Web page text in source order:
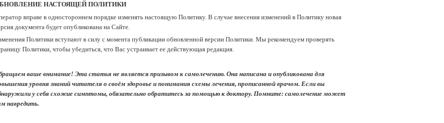
НАСТОЯЩЕЙ ПОЛИТИКИ
вправе в одностороннем порядке изменять настоящую Политику. В случае внесения изменений в Политику новая
документа будет опубликована на Сайте.
Политики вступают в силу с момента публикации обновленной версии Политики. Мы рекомендуем проверять
Политики, чтобы убедиться, что Вас устраивает ее действующая редакция.
ваше внимание! Эта статья не является призывом к самолечению. Она написана и опубликована для
уровня знаний читателя о своём здоровье и понимания схемы лечения, прописанной врачом. Если вы
у себя схожие симптомы, обязательно обратитесь за помощью к доктору. Помните: самолечение может
навредить.